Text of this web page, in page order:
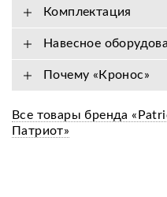
Комплектация
Навесное
Почему «Кронос»
Все товары бренда
Патриот»